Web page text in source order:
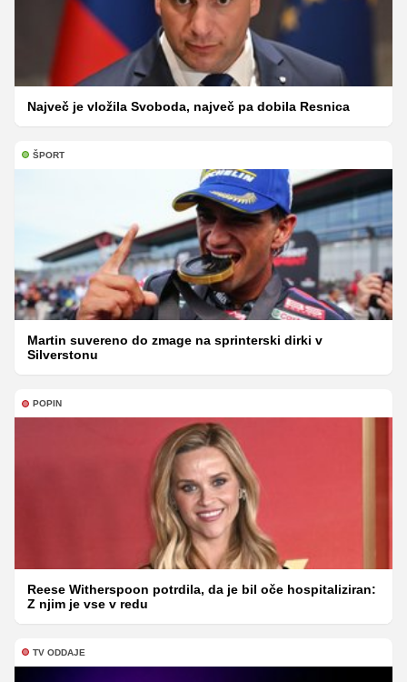
Največ je vložila Svoboda, največ pa dobila Resnica
ŠPORT
Martin suvereno do zmage na sprinterski dirki v
Silverstonu
POPIN
Reese Witherspoon potrdila, da je bil oče hospitaliziran:
Z njim je vse v redu
TV ODDAJE